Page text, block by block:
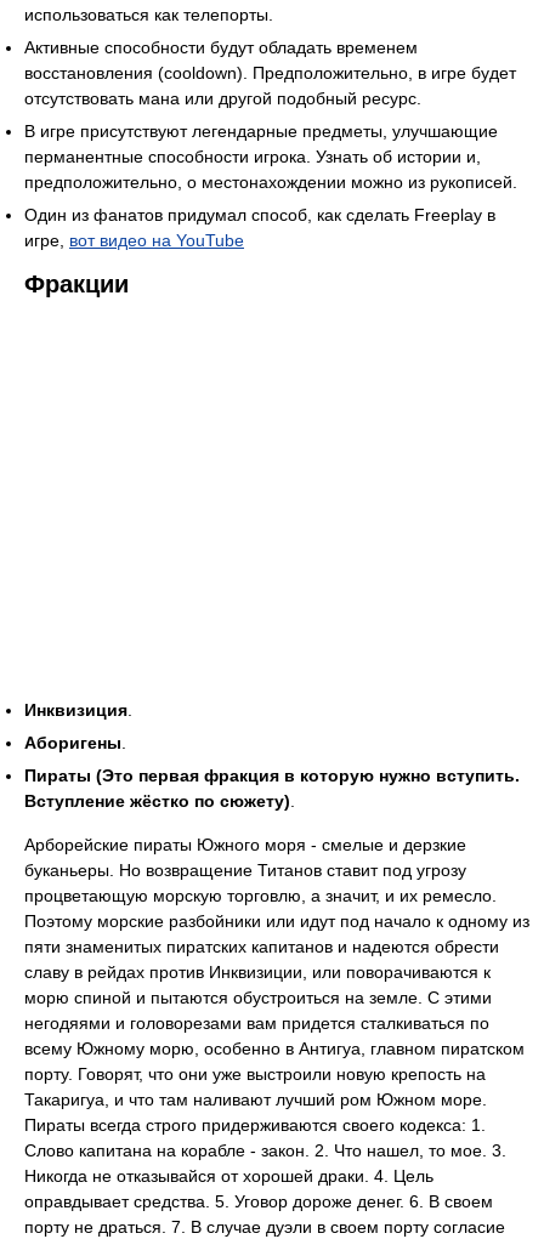
использоваться как телепорты.
Активные способности будут обладать временем
восстановления (cooldown). Предположительно, в игре будет
отсутствовать мана или другой подобный ресурс.
В игре присутствуют легендарные предметы, улучшающие
перманентные способности игрока. Узнать об истории и,
предположительно, о местонахождении можно из рукописей.
Один из фанатов придумал способ, как сделать Freeplay в
игре, вот видео на YouTube
Фракции
Инквизиция
Аборигены
Пираты (Это первая фракция в которую нужно вступить.
Вступление жёстко по сюжету)
Арборейские пираты Южного моря - смелые и дерзкие
буканьеры. Но возвращение Титанов ставит под угрозу
процветающую морскую торговлю, а значит, и их ремесло.
Поэтому морские разбойники или идут под начало к одному из
пяти знаменитых пиратских капитанов и надеются обрести
славу в рейдах против Инквизиции, или поворачиваются к
морю спиной и пытаются обустроиться на земле. С этими
негодяями и головорезами вам придется сталкиваться по
всему Южному морю, особенно в Антигуа, главном пиратском
порту. Говорят, что они уже выстроили новую крепость на
Такаригуа, и что там наливают лучший ром Южном море.
Пираты всегда строго придерживаются своего кодекса: 1.
Слово капитана на корабле - закон. 2. Что нашел, то мое. 3.
Никогда не отказывайся от хорошей драки. 4. Цель
оправдывает средства. 5. Уговор дороже денег. 6. В своем
порту не драться. 7. В случае дуэли в своем порту согласие